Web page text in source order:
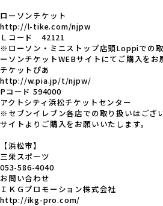
ローソンチケット
http://l-tike.com/njpw
Ｌコード 42121
※ローソン・ミニストップ店頭Loppiでの
ーソンチケットWEBサイトにてご購入をお
チケットぴあ
http://w.pia.jp/t/njpw/
Pコード 594000
アクトシティ浜松チケットセンター
※セブンイレブン各店での取り扱いはござ
サイトよりご購入をお願いいたします。
【浜松市】
三栄スポーツ
053-586-4040
お問い合わせ
ＩＫＧプロモーション株式会社
http://ikg-pro.com/